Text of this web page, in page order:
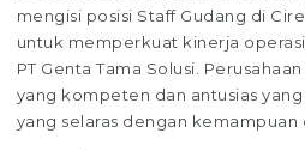
mengisi posisi Staff Gudang di
untuk memperkuat kinerja
PT Genta Tama Solusi.
yang kompeten dan antusias
yang selaras dengan kemampuan